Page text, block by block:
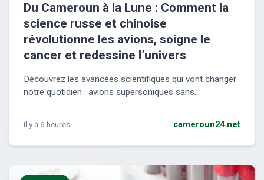
Du Cameroun à la Lune : Comment la
science russe et chinoise
révolutionne les avions, soigne le
cancer et redessine l’univers
Découvrez les avancées scientifiques qui vont changer
notre quotidien : avions supersoniques sans...
il y a 6 heures cameroun24.net